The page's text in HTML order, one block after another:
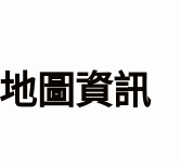
圖資訊